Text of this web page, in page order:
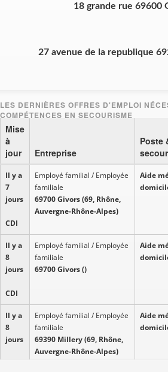
18 grande rue 69600
27 avenue de la republique
Mise
à
jour
Entreprise
Poste
Il y a
7
jours
CDI
Employé familial / Employée
familiale
69700 Givors (69, Rhône,
Auvergne-Rhône-Alpes)
Aide
Il y a
8
jours
CDI
Employé familial / Employée
familiale
69700 Givors ()
Aide
Il y a
8
jours
Employé familial / Employée
familiale
69390 Millery (69, Rhône,
Auvergne-Rhône-Alpes)
Aide